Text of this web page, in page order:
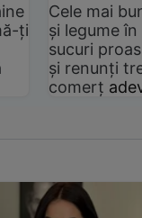
ți
Cele mai
și legume
sucuri
și renunți
comerț